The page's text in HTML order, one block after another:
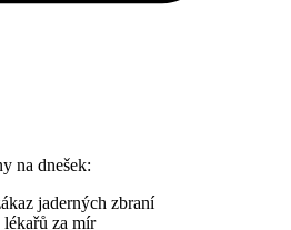
na dnešek:
jaderných zbraní
za mír